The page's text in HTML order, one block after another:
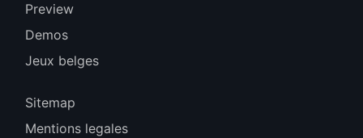
Preview
Demos
Jeux belges
Sitemap
Mentions legales